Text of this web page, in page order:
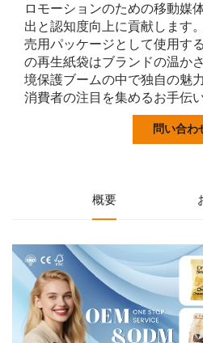
ロモーションのための移動媒
出と認知度向上に貢献します
売用パッケージとして使用す
の再生紙袋はブランドの温か
境保護ブームの中で独自の魅
消費者の注目を集めるお手伝
問い合わ
概要